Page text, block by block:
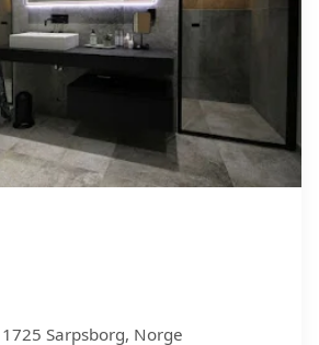
Sarpsborg, Norge